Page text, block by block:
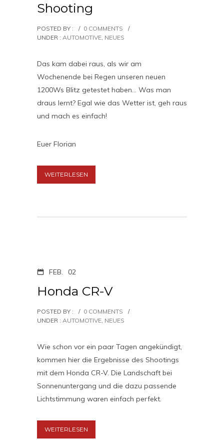
Shooting
POSTED BY : / 0 COMMENTS
/
UNDER : AUTOMOTIVE, NEUES
Das kam dabei raus, als wir am
Wochenende bei Regen unseren neuen
1200Ws Blitz getestet haben… Was man
draus lernt? Egal wie das Wetter ist, geh raus
und mach es einfach!
Euer Florian
WEITERLESEN
FEB. 02
Honda CR-V
POSTED BY : / 0 COMMENTS
/
UNDER : AUTOMOTIVE, NEUES
Wie schon vor ein paar Tagen angekündigt,
kommen hier die Ergebnisse des Shootings
mit dem Honda CR-V. Die Landschaft bei
Sonnenuntergang und die dazu passende
Lichtstimmung waren einfach perfekt.
WEITERLESEN